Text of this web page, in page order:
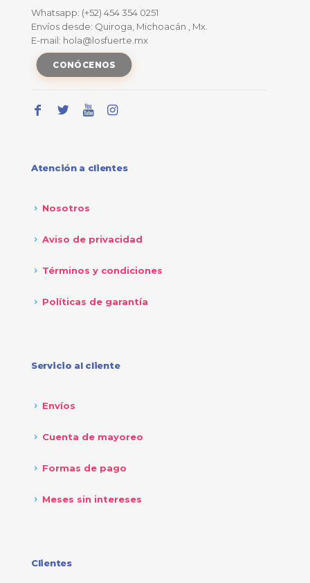
Whatsapp: (+52) 454 354 0251
Envíos desde: Quiroga, Michoacán , Mx.
E-mail: hola@losfuerte.mx
CONÓCENOS
Atención a clientes
Nosotros
Aviso de privacidad
Términos y condiciones
Políticas de garantía
Servicio al cliente
Envíos
Cuenta de mayoreo
Formas de pago
Meses sin intereses
Clientes